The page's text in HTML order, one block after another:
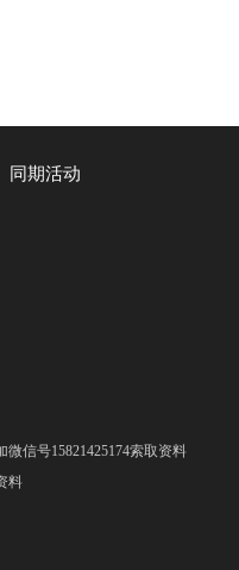
同期活动
微信号15821425174索取资料
料